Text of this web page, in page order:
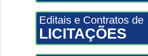
Editais e Contratos de
LICITAÇÕES